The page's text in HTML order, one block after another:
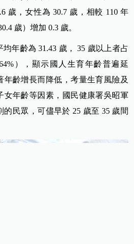
歲，女性為 30.7 歲，相較 110 年
歲）增加 0.3 歲。
年齡為 31.43 歲， 35 歲以上者占
），顯示國人生育年齡普遍延
年齡增長而降低，考量生育風險及
女年齡等因素，國民健康署吳昭軍
民眾，可儘早於 25 歲至 35 歲間